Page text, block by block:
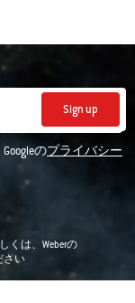
Sign up
のプライバシー
くは、Weberの
さい